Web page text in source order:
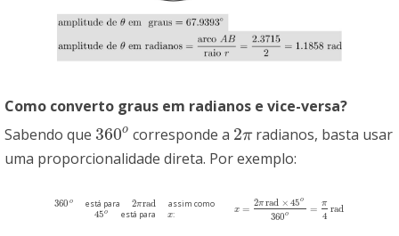
Como converto graus em radianos e vice-versa?
Sabendo que 360o
360o corresponde a 2π
2πradianos, basta usar
uma proporcionalidade direta. Por exemplo:
360 o
360o está para 2πrad
rad assim como
45o
45o está para x: x =
2π rad × 45o
360o =
π
4
rad
rad× 45o360o=π4rad